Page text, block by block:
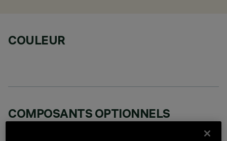
COULEUR
COMPOSANTS OPTIONNELS